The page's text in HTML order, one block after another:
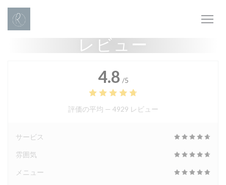
クッキー利用の管理について
レビュー
4.8 /5
評価の平均 — 4929 レビュー
サービス
雰囲気
メニュー